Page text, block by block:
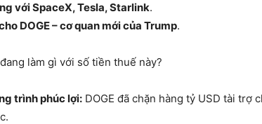
với SpaceX, Tesla, Starlink.
DOGE – cơ quan mới của Trump.
làm gì với số tiền thuế này?
trình phúc lợi: DOGE đã chặn hàng tỷ USD tài trợ